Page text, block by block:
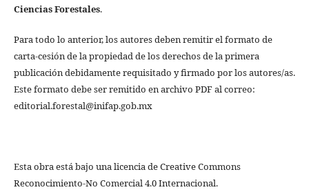
Ciencias Forestales.
Para todo lo anterior, los autores deben remitir el formato de
carta-cesión de la propiedad de los derechos de la primera
publicación debidamente requisitado y firmado por los autores/as.
Este formato debe ser remitido en archivo PDF al correo:
editorial.forestal@inifap.gob.mx
Esta obra está bajo una licencia de Creative Commons
Reconocimiento-No Comercial 4.0 Internacional.